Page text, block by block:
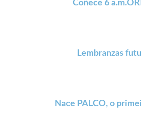
Coñece 6
Lembranzas
Nace PALCO, o